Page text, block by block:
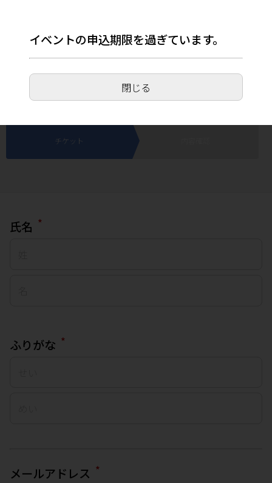
【埼玉県川口市】ブンブンバイク組立工場(東
商会ショールーム)
2024年10月12日(土) 10:00～16:00
チケット
氏名 *
ふりがな *
メールアドレス *
イベントの申込期限を過ぎています。
閉じる